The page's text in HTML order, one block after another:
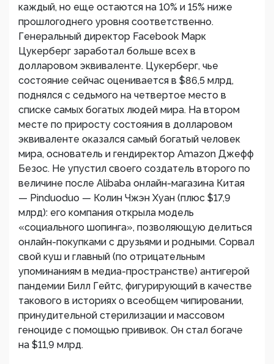
каждый, но еще остаются на 10% и 15% ниже
прошлогоднего уровня соответственно.
Генеральный директор Facebook Марк
Цукерберг заработал больше всех в
долларовом эквиваленте. Цукерберг, чье
состояние сейчас оценивается в $86,5 млрд,
поднялся с седьмого на четвертое место в
списке самых богатых людей мира. На втором
месте по приросту состояния в долларовом
эквиваленте оказался самый богатый человек
мира, основатель и гендиректор Amazon Джефф
Безос. Не упустил своего создатель второго по
величине после Alibaba онлайн-магазина Китая
— Pinduoduo — Колин Чжэн Хуан (плюс $17,9
млрд): его компания открыла модель
«социального шопинга», позволяющую делиться
онлайн-покупками с друзьями и родными. Сорвал
свой куш и главный (по отрицательным
упоминаниям в медиа-пространстве) антигерой
пандемии Билл Гейтс, фигурирующий в качестве
такового в историях о всеобщем чипировании,
принудительной стерилизации и массовом
геноциде с помощью прививок. Он стал богаче
на $11,9 млрд.